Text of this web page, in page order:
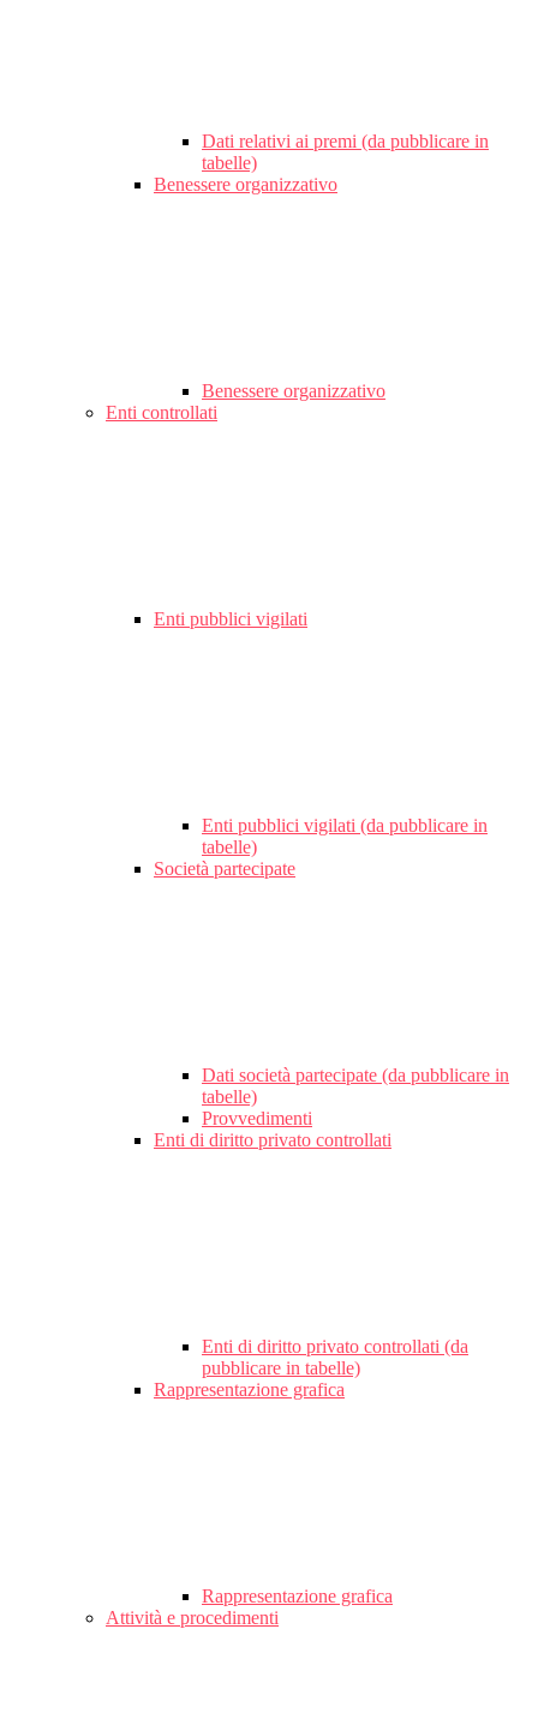
Dati relativi ai premi (da pubblicare in
tabelle)
Benessere organizzativo
Benessere organizzativo
Enti controllati
Enti pubblici vigilati
Enti pubblici vigilati (da pubblicare in
tabelle)
Società partecipate
Dati società partecipate (da pubblicare in
tabelle)
Provvedimenti
Enti di diritto privato controllati
Enti di diritto privato controllati (da
pubblicare in tabelle)
Rappresentazione grafica
Rappresentazione grafica
Attività e procedimenti